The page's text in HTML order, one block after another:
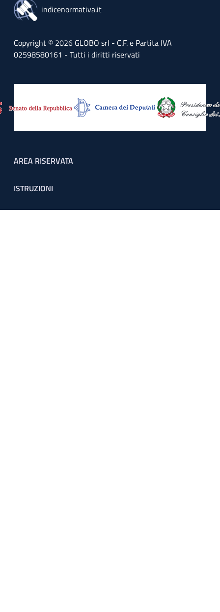
indicenormativa.it
Copyright © 2026 GLOBO srl - C.F. e Partita IVA
02598580161 - Tutti i diritti riservati
Footer menu
AREA RISERVATA
ISTRUZIONI